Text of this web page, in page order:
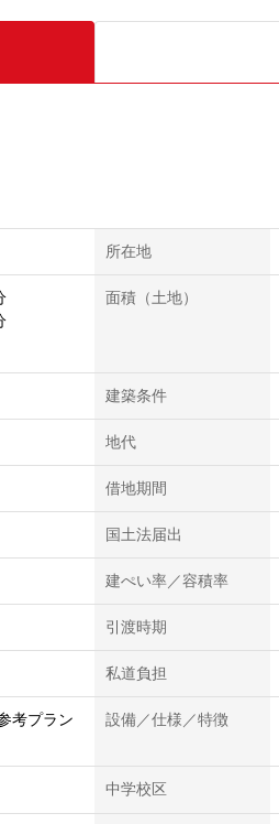
所在地
面積（土地）
建築条件
地代
借地期間
国土法届出
建ぺい率／容積率
引渡時期
私道負担
考プラン
設備／仕様／特徴
中学校区